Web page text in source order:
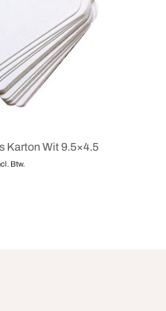
Karton Wit 9.5×4.5
Btw.